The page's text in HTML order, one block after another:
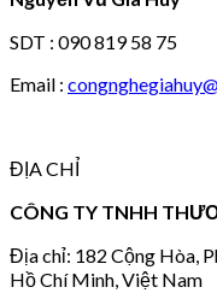
SDT : 090 819 58 75
Email :
ĐỊA CHỈ
CÔNG TY TNHH
Địa chỉ: 182 Cộng Hòa,
Hồ Chí Minh, Việt Nam